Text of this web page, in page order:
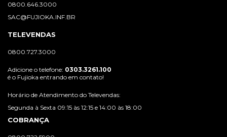
0800.646.3000
SAC@FUJIOKA.INF.BR
TELEVENDAS
0800.727.3000
Adicione o telefone: 0303.3261.100
é o Fujioka entrando em contato!
Horário de Atendimento do Televendas:
Segunda à Sexta 09:15 às 12:15 e 14:00 às 18:00
COBRANÇA